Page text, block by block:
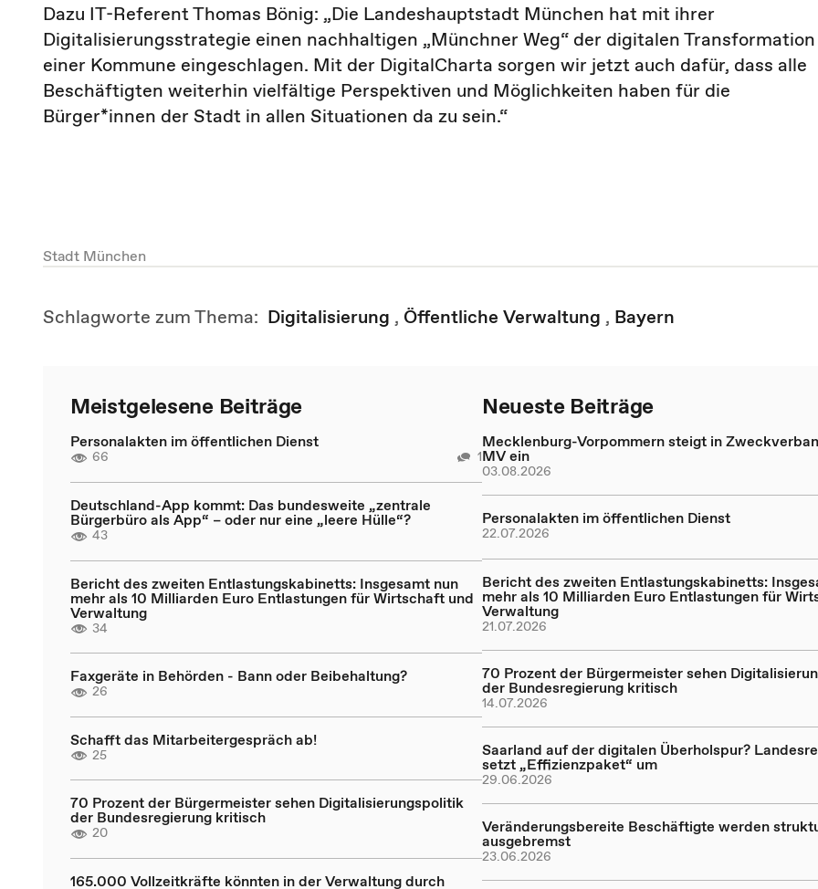
Dazu IT-Referent Thomas Bönig: „Die Landeshauptstadt München hat mit ihrer
Digitalisierungsstrategie einen nachhaltigen „Münchner Weg“ der digitalen Transformation
einer Kommune eingeschlagen. Mit der DigitalCharta sorgen wir jetzt auch dafür, dass alle
Beschäftigten weiterhin vielfältige Perspektiven und Möglichkeiten haben für die
Bürger*innen der Stadt in allen Situationen da zu sein.“
Stadt München
Schlagworte zum Thema: Digitalisierung , Öffentliche Verwaltung , Bayern
Meistgelesene Beiträge
Personalakten im öffentlichen Dienst
66 1
Deutschland-App kommt: Das bundesweite „zentrale
Bürgerbüro als App“ – oder nur eine „leere Hülle“?
43
Bericht des zweiten Entlastungskabinetts: Insgesamt nun
mehr als 10 Milliarden Euro Entlastungen für Wirtschaft und
Verwaltung
34
Faxgeräte in Behörden - Bann oder Beibehaltung?
26
Schafft das Mitarbeitergespräch ab!
25
70 Prozent der Bürgermeister sehen Digitalisierungspolitik
der Bundesregierung kritisch
20
165.000 Vollzeitkräfte könnten in der Verwaltung durch
Neueste Beiträge
Mecklenburg-Vorpommern steigt in
MV ein
03.08.2026
Personalakten im öffentlichen Dienst
22.07.2026
Bericht des zweiten Entlastungskabinetts:
mehr als 10 Milliarden Euro Entlastungen für
Verwaltung
21.07.2026
70 Prozent der Bürgermeister sehen
der Bundesregierung kritisch
14.07.2026
Saarland auf der digitalen Überholspur?
setzt „Effizienzpaket“ um
29.06.2026
Veränderungsbereite Beschäftigte werden
ausgebremst
23.06.2026